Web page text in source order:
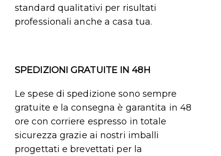
standard qualitativi per risultati
professionali anche a casa tua.
SPEDIZIONI GRATUITE IN 48H
Le spese di spedizione sono sempre
gratuite e la consegna è garantita in 48
ore con corriere espresso in totale
sicurezza grazie ai nostri imballi
progettati e brevettati per la